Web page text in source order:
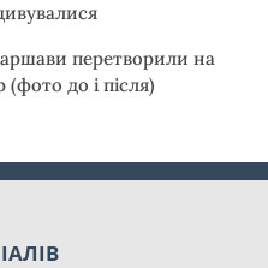
перетворили на
до і після)